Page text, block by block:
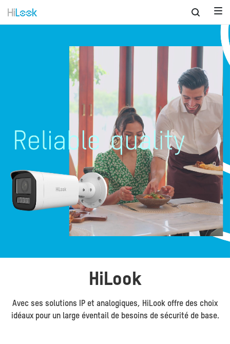
HiLook
Avec ses solutions IP et analogiques, HiLook offre des choix
idéaux pour un large éventail de besoins de sécurité de base.